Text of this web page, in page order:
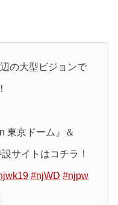
の大型ビジョンで
東京ドーム』＆
サイトはコチラ！
#njWD #njpw